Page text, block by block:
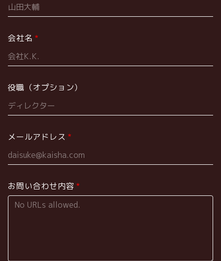
会社名
役職（オプション）
メールアドレス
お問い合わせ内容